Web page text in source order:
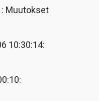
Muutokset
10:30:14: